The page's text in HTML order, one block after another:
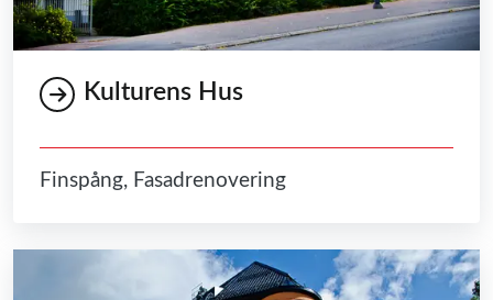
Kulturens Hus
Finspång, Fasadrenovering